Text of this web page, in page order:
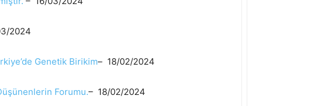
2024
Genetik Birikim– 18/02/2024
Forumu.– 18/02/2024